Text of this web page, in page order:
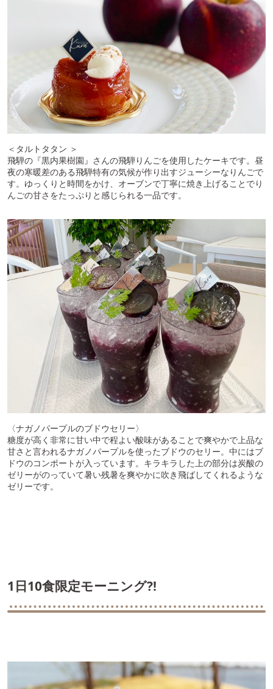
＜タルトタタン ＞
飛騨の『黒内果樹園』さんの飛騨りんごを使用したケーキです。昼
夜の寒暖差のある飛騨特有の気候が作り出すジューシーなりんごで
す。ゆっくりと時間をかけ、オーブンで丁寧に焼き上げることでり
んごの甘さをたっぷりと感じられる一品です。
〈ナガノパープルのブドウセリー〉
糖度が高く非常に甘い中で程よい酸味があることで爽やかで上品な
甘さと言われるナガノパープルを使ったブドウのセリー。中にはブ
ドウのコンポートが入っています。キラキラした上の部分は炭酸の
ゼリーがのっていて暑い残暑を爽やかに吹き飛ばしてくれるような
ゼリーです。
1日10食限定モーニング?!